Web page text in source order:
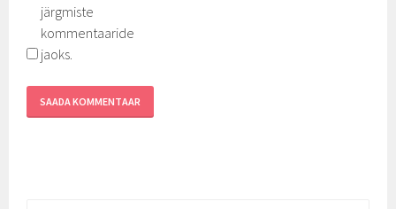
järgmiste
kommentaaride
jaoks.